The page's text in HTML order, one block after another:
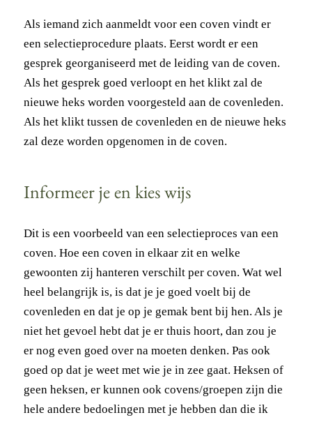
Als iemand zich aanmeldt voor een coven vindt er
een selectieprocedure plaats. Eerst wordt er een
gesprek georganiseerd met de leiding van de coven.
Als het gesprek goed verloopt en het klikt zal de
nieuwe heks worden voorgesteld aan de covenleden.
Als het klikt tussen de covenleden en de nieuwe heks
zal deze worden opgenomen in de coven.
Informeer je en kies wijs
Dit is een voorbeeld van een selectieproces van een
coven. Hoe een coven in elkaar zit en welke
gewoonten zij hanteren verschilt per coven. Wat wel
heel belangrijk is, is dat je je goed voelt bij de
covenleden en dat je op je gemak bent bij hen. Als je
niet het gevoel hebt dat je er thuis hoort, dan zou je
er nog even goed over na moeten denken. Pas ook
goed op dat je weet met wie je in zee gaat. Heksen of
geen heksen, er kunnen ook covens/groepen zijn die
hele andere bedoelingen met je hebben dan die ik